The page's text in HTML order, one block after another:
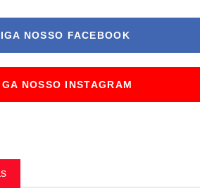
NOSSO FACEBOOK
NOSSO INSTAGRAM